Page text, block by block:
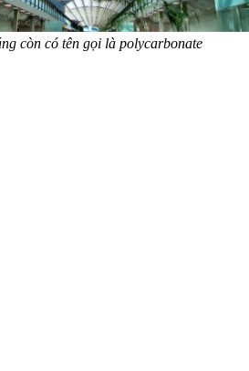
còn có tên gọi là polycarbonate